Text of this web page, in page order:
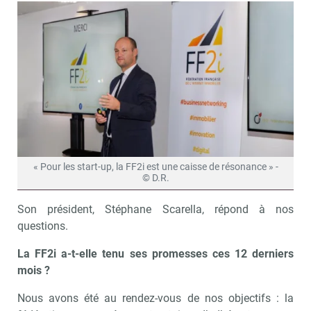
« Pour les start-up, la FF2i est une caisse de résonance » -
© D.R.
Son président, Stéphane Scarella, répond à nos
questions.
La FF2i a-t-elle tenu ses promesses ces 12 derniers
mois ?
Nous avons été au rendez-vous de nos objectifs : la